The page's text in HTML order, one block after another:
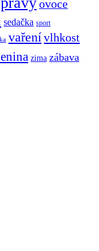
ovoce
sedačka sport
vařenívlhkost
zima zábava